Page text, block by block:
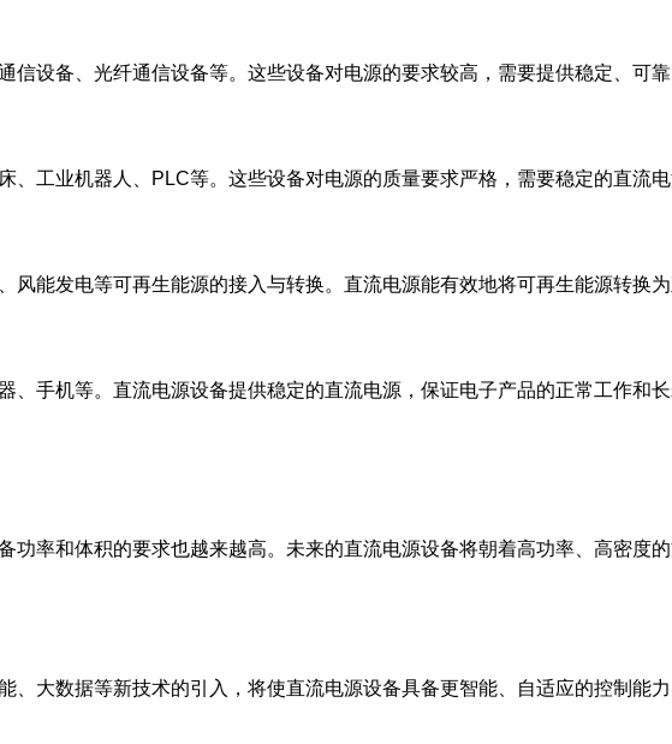
设备、光纤通信设备等。这些设备对电源的要求较高，需要提供稳定、可靠
工业机器人、PLC等。这些设备对电源的质量要求严格，需要稳定的直流电
能发电等可再生能源的接入与转换。直流电源能有效地将可再生能源转换
手机等。直流电源设备提供稳定的直流电源，保证电子产品的正常工作和长
功率和体积的要求也越来越高。未来的直流电源设备将朝着高功率、高密度
大数据等新技术的引入，将使直流电源设备具备更智能、自适应的控制能